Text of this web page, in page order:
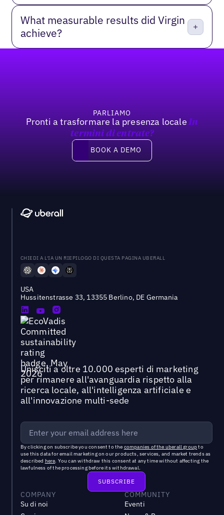
What measurable results did Virgin
achieve?
PARLIAMO
Pronti a trasformare la presenza locale In
termini di entrate?
Book a demo
BOOK A DEMO
CHIEDI A L'IA UN RIEPILOGO DI QUESTA PAGINA UBERALL
USA
Hussitenstrasse 33, 13355 Berlino, DE Germania
Unisciti a oltre 10.000 esperti di marketing
per rimanere all'avanguardia rispetto alla
ricerca locale, all'intelligenza artificiale e
all'innovazione multi-sede
By clicking on subscribe you consent to the companies of the uberall groupto
use this data for email marketing on our products, services, and market trends as
described here. You can withdraw this consent at any time without affecting the
lawfulness of the processing before its withdrawal.
COMPANY
Su di noi
COMMUNITY
Eventi